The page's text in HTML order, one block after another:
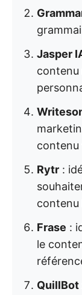
Jasper
contenu
contenu
Rytr :
contenu
Frase :
le
QuillBot